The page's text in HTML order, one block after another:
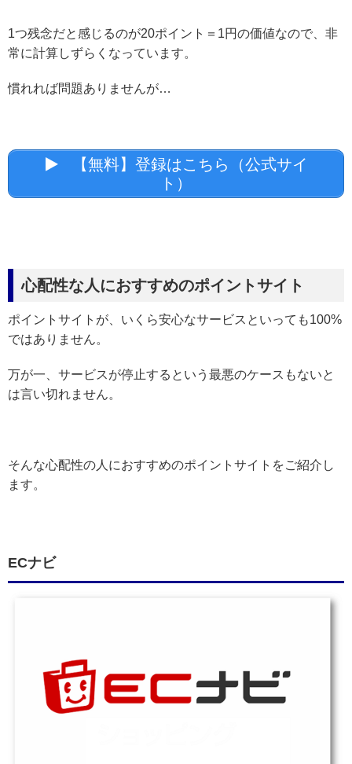
1つ残念だと感じるのが20ポイント＝1円の価値なので、非
常に計算しずらくなっています。
慣れれば問題ありませんが…
【無料】登録はこちら（公式サイ
ト）
心配性な人におすすめのポイントサイト
ポイントサイトが、いくら安心なサービスといっても100%
ではありません。
万が一、サービスが停止するという最悪のケースもないと
は言い切れません。
そんな心配性の人におすすめのポイントサイトをご紹介し
ます。
ECナビ